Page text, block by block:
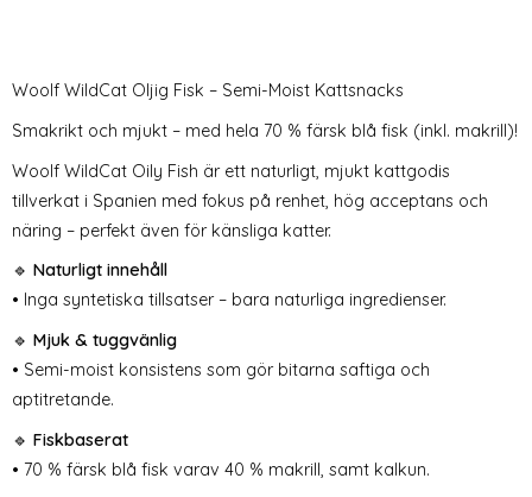
Woolf WildCat Oljig Fisk – Semi-Moist Kattsnacks
Smakrikt och mjukt – med hela 70 % färsk blå fisk (inkl. makrill)!
Woolf WildCat Oily Fish är ett naturligt, mjukt kattgodis
tillverkat i Spanien med fokus på renhet, hög acceptans och
näring – perfekt även för känsliga katter.
🔹 Naturligt innehåll
• Inga syntetiska tillsatser – bara naturliga ingredienser.
🔹 Mjuk & tuggvänlig
• Semi-moist konsistens som gör bitarna saftiga och
aptitretande.
🔹 Fiskbaserat
• 70 % färsk blå fisk varav 40 % makrill, samt kalkun.